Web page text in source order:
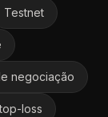
Testnet
negociação
loss